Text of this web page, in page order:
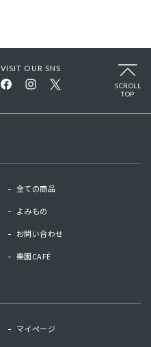
VISIT OUR SNS
SCROLL
TOP
全ての商品
よみもの
お問い合わせ
樂園CAFÉ
マイページ